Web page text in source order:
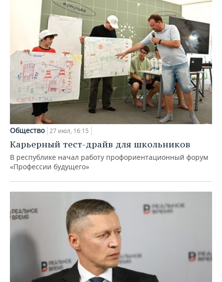
Общество 27 июл, 16:15
Карьерный тест-драйв для школьников
В республике начал работу профориентационный форум
«Профессии будущего»